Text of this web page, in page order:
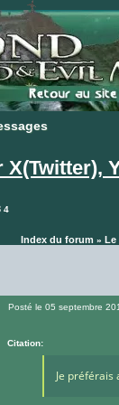
4
Index du forum » Le
Posté le 05 septembre
Citation:
Je préférais